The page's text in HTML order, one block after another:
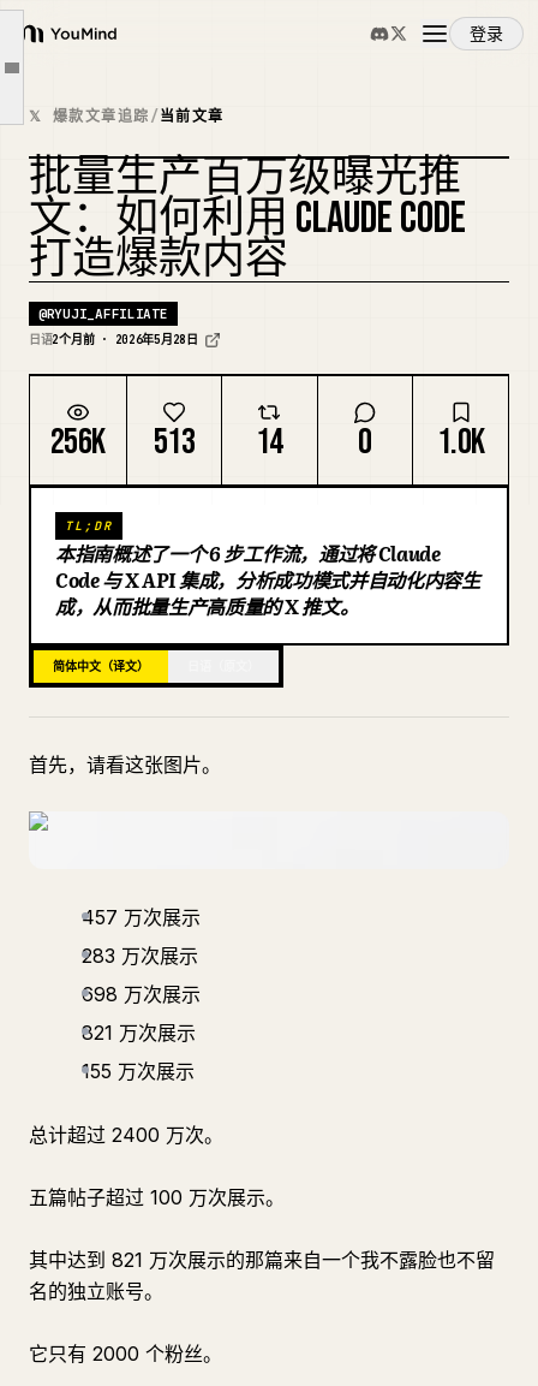
YouMind
登录
概览
使用案例
技能
提示词
下载
博客
更新
文章大纲
第 1 步和第 2 步：配置与 API 集成
第 4 步：竞争对手分析
病毒式传播的语法模式
过去一个月的表现数据
免费 PDF 手册信息（即将推出）
𝕏 爆款文章追踪/当前文章
批量生产百万级曝光推
文：如何利用 CLAUDE CODE
打造爆款内容
@RYUJI_AFFILIATE
日语2个月前 · 2026年5月28日
256K 513 14 0 1.0K
TL;DR
本指南概述了一个 6 步工作流，通过将 Claude
Code 与 X API 集成，分析成功模式并自动化内容生
成，从而批量生产高质量的 X 推文。
简体中文（译文）
首先，请看这张图片。
457 万次展示
283 万次展示
698 万次展示
821 万次展示
155 万次展示
总计超过 2400 万次。
五篇帖子超过 100 万次展示。
其中达到 821 万次展示的那篇来自一个我不露脸也不留
名的独立账号。
它只有 2000 个粉丝。